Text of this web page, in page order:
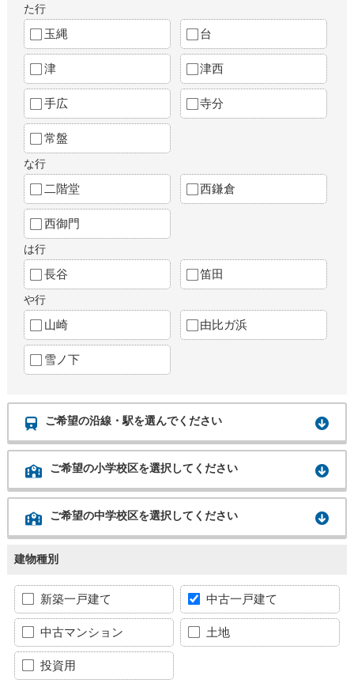
た行
玉縄 台
津 津西
手広 寺分
常盤
な行
二階堂 西鎌倉
西御門
は行
長谷 笛田
や行
山崎 由比ガ浜
雪ノ下
ご希望の沿線・駅を選んでください
ご希望の小学校区を選択してください
ご希望の中学校区を選択してください
建物種別
新築一戸建て 中古一戸建て
中古マンション 土地
投資用